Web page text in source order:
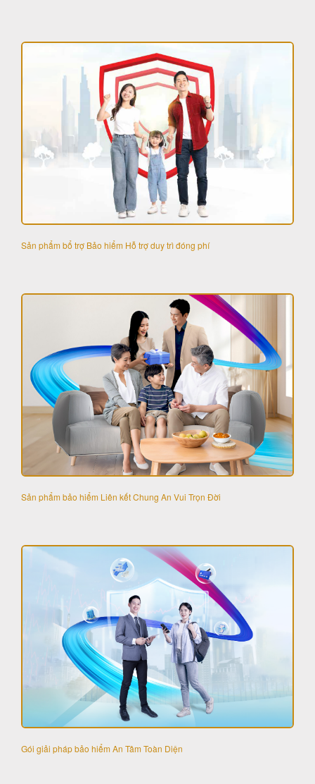
Sản phẩm bổ trợ Bảo hiểm Hỗ trợ duy trì đóng phí
Sản phẩm bảo hiểm Liên kết Chung An Vui Trọn Đời
Gói giải pháp bảo hiểm An Tâm Toàn Diện